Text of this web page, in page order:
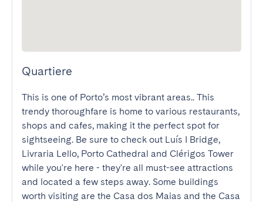
Quartiere
This is one of Porto’s most vibrant areas.. This
trendy thoroughfare is home to various restaurants,
shops and cafes, making it the perfect spot for
sightseeing. Be sure to check out Luís I Bridge,
Livraria Lello, Porto Cathedral and Clérigos Tower
while you're here - they're all must-see attractions
and located a few steps away. Some buildings
worth visiting are the Casa dos Maias and the Casa